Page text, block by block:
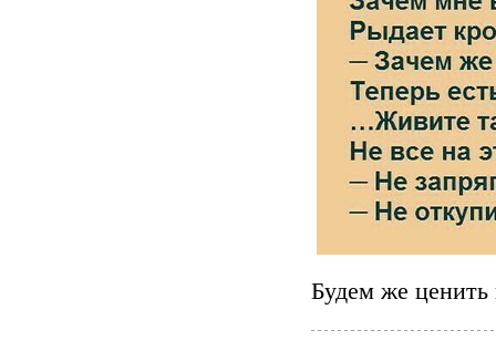
Будем же